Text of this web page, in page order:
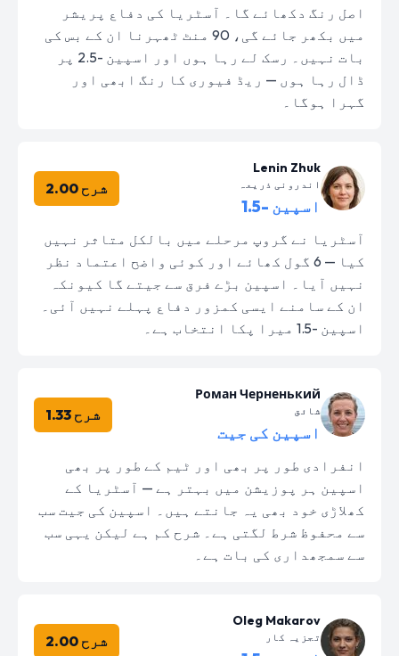
اصل رنگ دکھائے گا۔ آسٹریا کی دفاع پریشر
میں بکھر جائے گی، 90 منٹ ٹھہرنا ان کے بس کی
بات نہیں۔ رسک لے رہا ہوں اور اسپین -2.5 پر
ڈال رہا ہوں — ریڈ فیوری کا رنگ ابھی اور
گہرا ہوگا۔
Lenin Zhuk
اندرونی ذریعہ
اسپین -1.5
شرح 2.00
آسٹریا نے گروپ مرحلے میں بالکل متاثر نہیں
کیا — 6 گول کھائے اور کوئی واضح اعتماد نظر
نہیں آیا۔ اسپین بڑے فرق سے جیتے گا کیونکہ
ان کے سامنے ایسی کمزور دفاع پہلے نہیں آئی۔
اسپین -1.5 میرا پکا انتخاب ہے۔
Роман Черненький
شائق
اسپین کی جیت
شرح 1.33
انفرادی طور پر بھی اور ٹیم کے طور پر بھی
اسپین ہر پوزیشن میں بہتر ہے — آسٹریا کے
کھلاڑی خود بھی یہ جانتے ہیں۔ اسپین کی جیت سب
سے محفوظ شرط لگتی ہے۔ شرح کم ہے لیکن یہی سب
سے سمجھداری کی بات ہے۔
Oleg Makarov
تجزیہ کار شرح 2.00